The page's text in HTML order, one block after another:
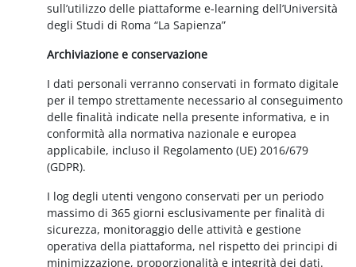
sull’utilizzo delle piattaforme e-learning dell’Università
degli Studi di Roma “La Sapienza”
Archiviazione e conservazione
I dati personali verranno conservati in formato digitale
per il tempo strettamente necessario al conseguimento
delle finalità indicate nella presente informativa, e in
conformità alla normativa nazionale e europea
applicabile, incluso il Regolamento (UE) 2016/679
(GDPR).
I log degli utenti vengono conservati per un periodo
massimo di 365 giorni esclusivamente per finalità di
sicurezza, monitoraggio delle attività e gestione
operativa della piattaforma, nel rispetto dei principi di
minimizzazione, proporzionalità e integrità dei dati.